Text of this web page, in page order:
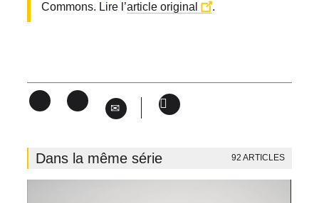
Commons. Lire l’article original .
FacebookLinked
Dans la même série 92 ARTICLES